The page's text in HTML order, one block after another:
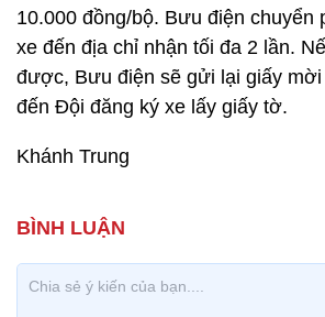
10.000 đồng/bộ. Bưu điện chuyển
xe đến địa chỉ nhận tối đa 2 lần.
được, Bưu điện sẽ gửi lại giấy
đến Đội đăng ký xe lấy giấy tờ.
Khánh Trung